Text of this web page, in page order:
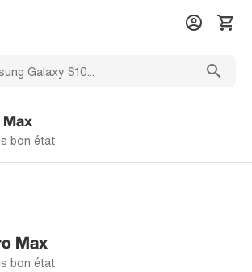
Max
bon état
Max
bon état